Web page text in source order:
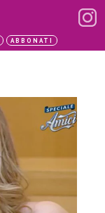
ABBONATI